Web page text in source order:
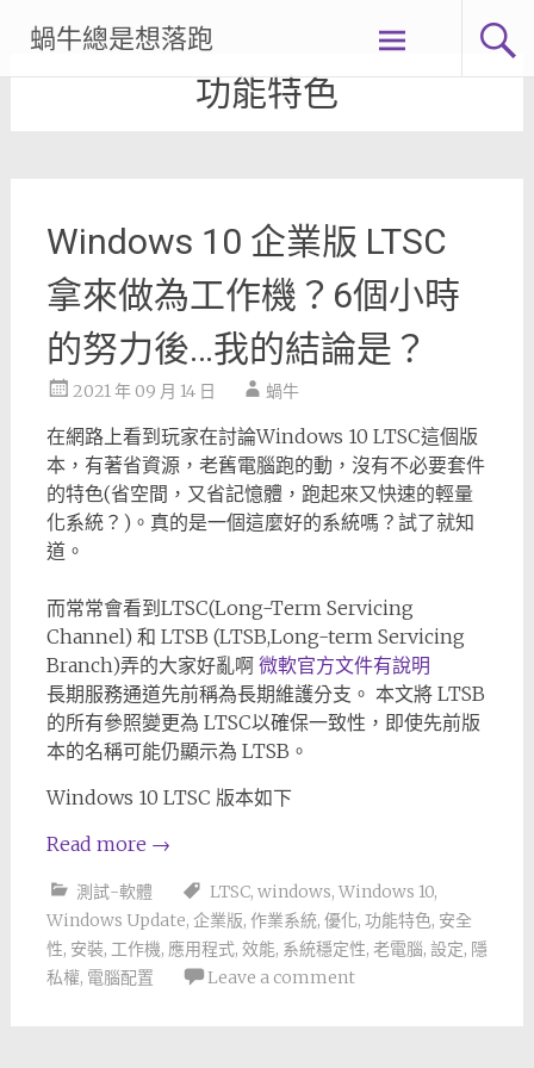
content
蝸牛總是想落跑
功能特色
Windows 10 企業版 LTSC
拿來做為工作機？6個小時
的努力後…我的結論是？
2021 年 09 月 14 日 蝸牛
在網路上看到玩家在討論Windows 10 LTSC這個版
本，有著省資源，老舊電腦跑的動，沒有不必要套件
的特色(省空間，又省記憶體，跑起來又快速的輕量
化系統？)。真的是一個這麼好的系統嗎？試了就知
道。
而常常會看到LTSC(Long-Term Servicing
Channel) 和 LTSB (LTSB,Long-term Servicing
Branch)弄的大家好亂啊 微軟官方文件有說明
長期服務通道先前稱為長期維護分支。 本文將 LTSB
的所有參照變更為 LTSC以確保一致性，即使先前版
本的名稱可能仍顯示為 LTSB。
Windows 10 LTSC 版本如下
Read more →
測試-軟體 LTSC, windows, Windows 10,
Windows Update, 企業版, 作業系統, 優化, 功能特色, 安全
性, 安裝, 工作機, 應用程式, 效能, 系統穩定性, 老電腦, 設定, 隱
私權, 電腦配置 Leave a comment